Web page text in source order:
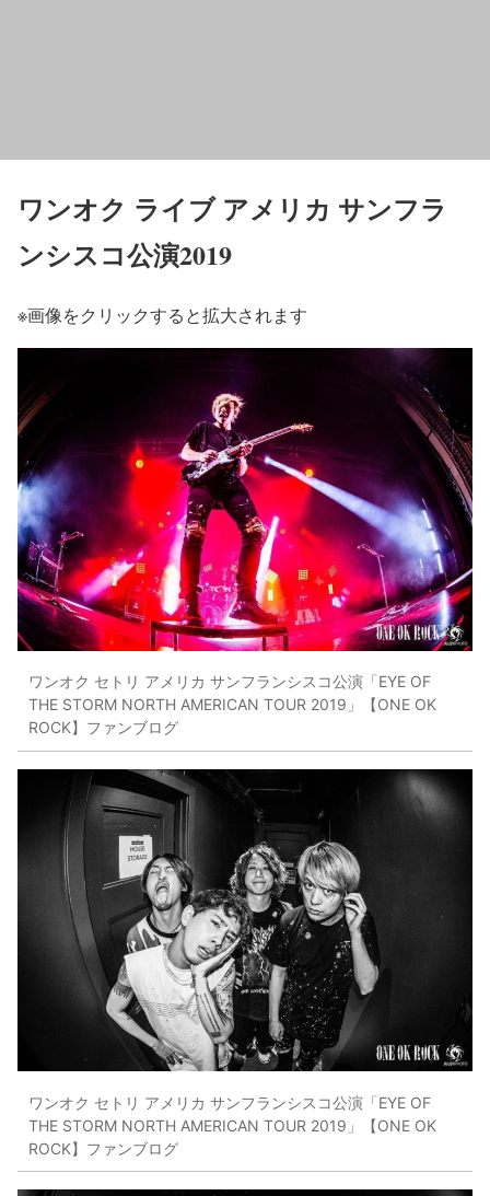
ワンオク ライブ アメリカ サンフラ
ンシスコ公演2019
※画像をクリックすると拡大されます
ワンオク セトリ アメリカ サンフランシスコ公演「EYE OF
THE STORM NORTH AMERICAN TOUR 2019」【ONE OK
ROCK】ファンブログ
ワンオク セトリ アメリカ サンフランシスコ公演「EYE OF
THE STORM NORTH AMERICAN TOUR 2019」【ONE OK
ROCK】ファンブログ